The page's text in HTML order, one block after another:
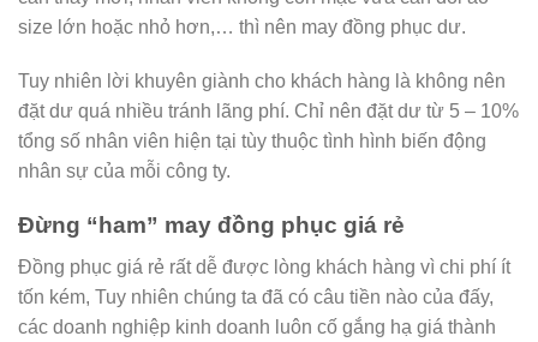
size lớn hoặc nhỏ hơn,… thì nên may đồng phục dư.
Tuy nhiên lời khuyên giành cho khách hàng là không nên
đặt dư quá nhiều tránh lãng phí. Chỉ nên đặt dư từ 5 – 10%
tổng số nhân viên hiện tại tùy thuộc tình hình biến động
nhân sự của mỗi công ty.
Đừng “ham” may đồng phục giá rẻ
Đồng phục giá rẻ rất dễ được lòng khách hàng vì chi phí ít
tốn kém, Tuy nhiên chúng ta đã có câu tiền nào của đấy,
các doanh nghiệp kinh doanh luôn cố gắng hạ giá thành